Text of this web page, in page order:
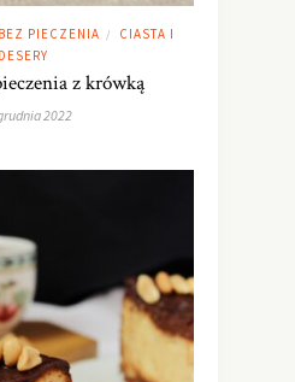
BEZ PIECZENIA /
CIASTA I
DESERY
z krówką
2022